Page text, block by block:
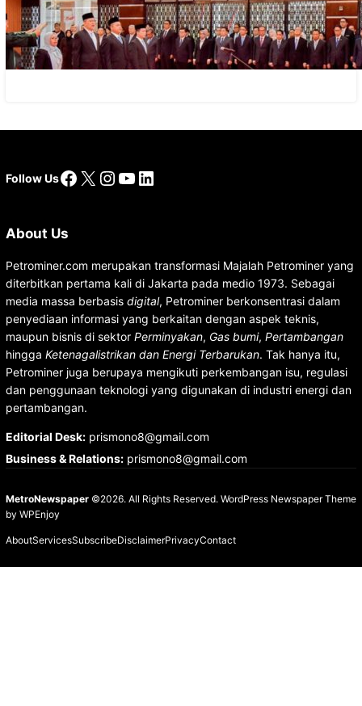
Lana Saria Dilantik Sebagai Kepala Badan
Geologi
Follow UsFacebook
X Instagram
YouTube
LinkedIn
About Us
Petrominer.com merupakan transformasi Majalah Petrominer yang
diterbitkan pertama kali di Jakarta pada medio 1973. Sebagai
media massa berbasis digital, Petrominer berkonsentrasi dalam
penyediaan informasi yang berkaitan dengan aspek teknis,
maupun bisnis di sektor Perminyakan, Gas bumi, Pertambangan
hingga Ketenagalistrikan dan Energi Terbarukan. Tak hanya itu,
Petrominer juga berupaya mengikuti perkembangan isu, regulasi
dan penggunaan teknologi yang digunakan di industri energi dan
pertambangan.
Editorial Desk:prismono8@gmail.com
Business & Relations:prismono8@gmail.com
MetroNewspaper©2026. All Rights Reserved. WordPress Newspaper Theme
by WPEnjoy
AboutServicesSubscribeDisclaimerPrivacyContact